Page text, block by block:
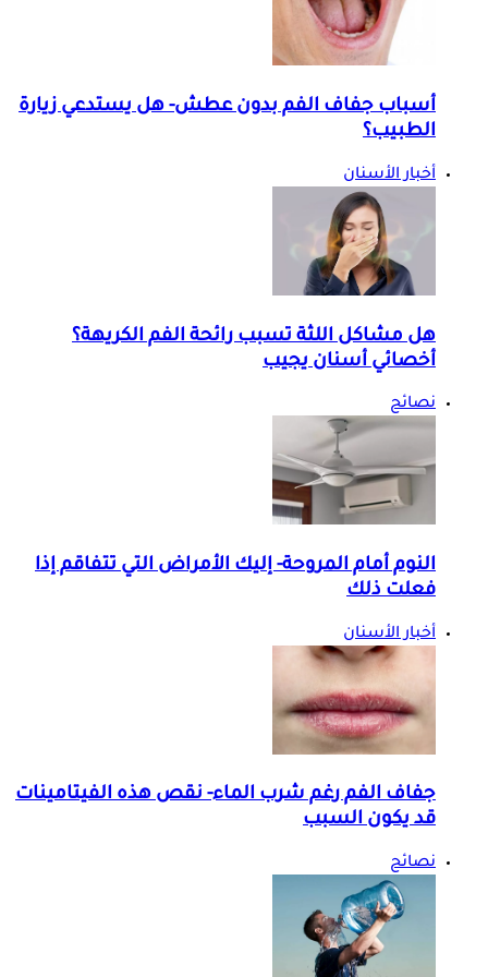
أسباب جفاف الفم بدون عطش- هل يستدعي زيارة
الطبيب؟
أخبار الأسنان
هل مشاكل اللثة تسبب رائحة الفم الكريهة؟
أخصائي أسنان يجيب
نصائح
النوم أمام المروحة- إليك الأمراض التي تتفاقم إذا
فعلت ذلك
أخبار الأسنان
جفاف الفم رغم شرب الماء- نقص هذه الفيتامينات
قد يكون السبب
نصائح